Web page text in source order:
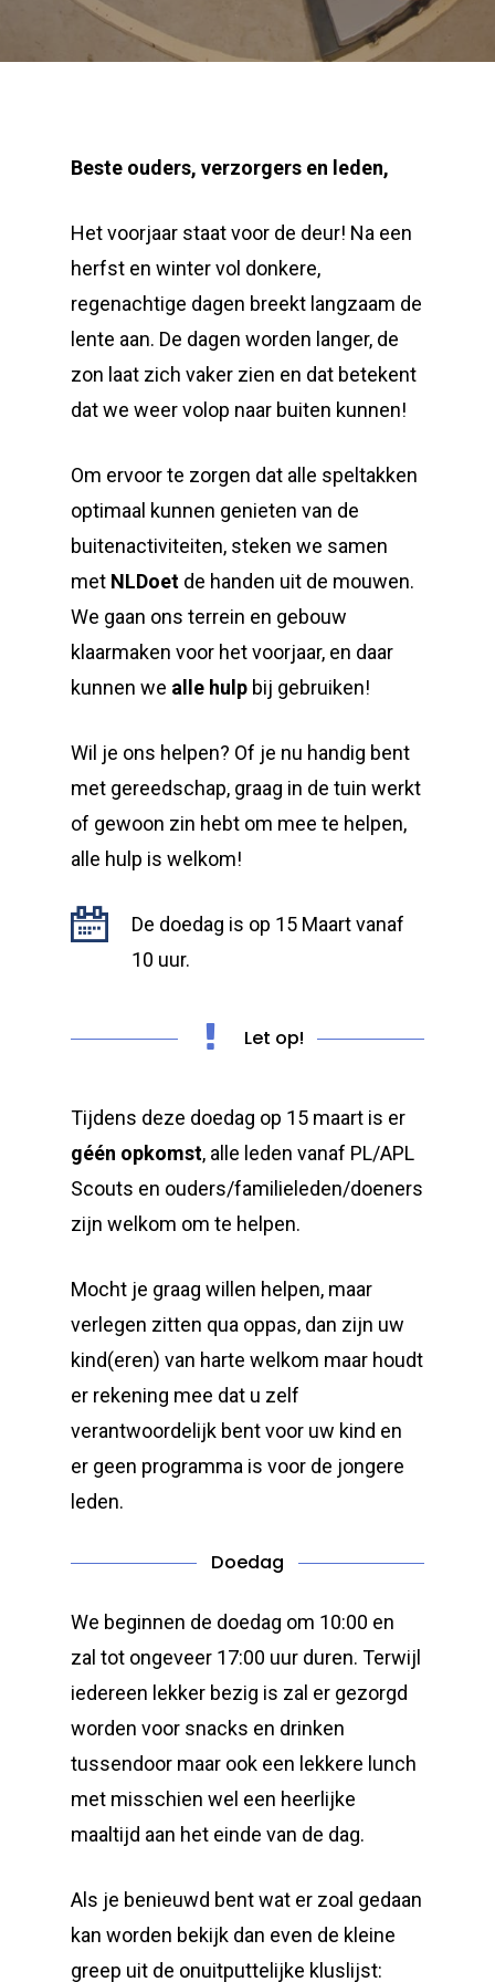
Beste ouders, verzorgers en leden,
Het voorjaar staat voor de deur! Na een
herfst en winter vol donkere,
regenachtige dagen breekt langzaam de
lente aan. De dagen worden langer, de
zon laat zich vaker zien en dat betekent
dat we weer volop naar buiten kunnen!
Om ervoor te zorgen dat alle speltakken
optimaal kunnen genieten van de
buitenactiviteiten, steken we samen
met NLDoet de handen uit de mouwen.
We gaan ons terrein en gebouw
klaarmaken voor het voorjaar, en daar
kunnen we alle hulp bij gebruiken!
Wil je ons helpen? Of je nu handig bent
met gereedschap, graag in de tuin werkt
of gewoon zin hebt om mee te helpen,
alle hulp is welkom!
De doedag is op 15 Maart vanaf
10 uur.
Let op!
Tijdens deze doedag op 15 maart is er
géén opkomst, alle leden vanaf PL/APL
Scouts en ouders/familieleden/doeners
zijn welkom om te helpen.
Mocht je graag willen helpen, maar
verlegen zitten qua oppas, dan zijn uw
kind(eren) van harte welkom maar houdt
er rekening mee dat u zelf
verantwoordelijk bent voor uw kind en
er geen programma is voor de jongere
leden.
Doedag
We beginnen de doedag om 10:00 en
zal tot ongeveer 17:00 uur duren. Terwijl
iedereen lekker bezig is zal er gezorgd
worden voor snacks en drinken
tussendoor maar ook een lekkere lunch
met misschien wel een heerlijke
maaltijd aan het einde van de dag.
Als je benieuwd bent wat er zoal gedaan
kan worden bekijk dan even de kleine
greep uit de onuitputtelijke kluslijst: